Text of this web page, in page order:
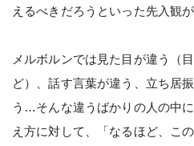
えるべきだろうといった先入観が
メルボルンでは見た目が違う（
ど）、話す言葉が違う、立ち居
う…そんな違うばかりの人の中
え方に対して、「なるほど、こ